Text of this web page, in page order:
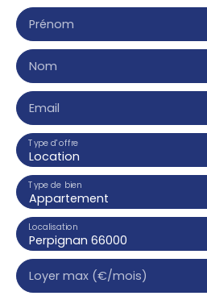
Prénom
Nom
Email
Location
Type d'offre
Appartement
Type de bien
Perpignan 66000
Localisation
Loyer max (€/mois)